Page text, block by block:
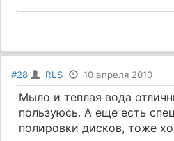
#28 RLS 10 апреля 2010
Мыло и теплая вода
пользуюсь. А еще есть
полировки дисков, тоже